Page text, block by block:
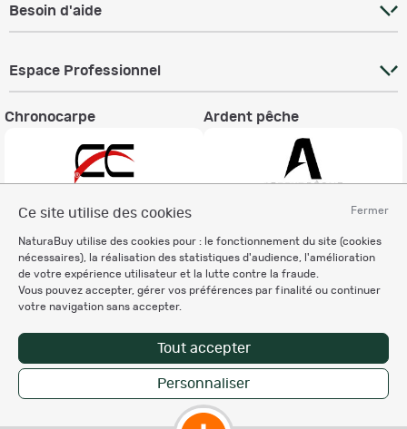
Fermer
Ce site utilise des cookies
NaturaBuy utilise des cookies pour : le fonctionnement du site (cookies
nécessaires), la réalisation des statistiques d'audience, l'amélioration
de votre expérience utilisateur et la lutte contre la fraude.
Vous pouvez accepter, gérer vos préférences par finalité ou continuer
votre navigation sans accepter.
Tout accepter
Personnaliser
Enregistrer la recherche
Besoin d'aide
Espace Professionnel
Chronocarpe Ardent pêche
Informations légales
Charte éthique
Mentions légales
Règlement & Conditions d'utilisation
des données personnelles
Personnalisation des cookies
Copyright © 2007-2026 NaturaBuy. Tous droits réservés. N°CNIL: 1239459.
Les marques commerciales mentionnées appartiennent à leurs propriétaires